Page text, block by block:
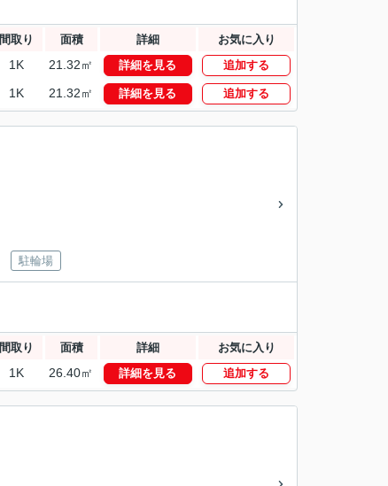
間取り 面積 詳細 お気に入り
1K 21.32㎡ 詳細を見る 追加する
1K 21.32㎡ 詳細を見る 追加する
駐輪場
間取り 面積 詳細 お気に入り
1K 26.40㎡ 詳細を見る 追加する